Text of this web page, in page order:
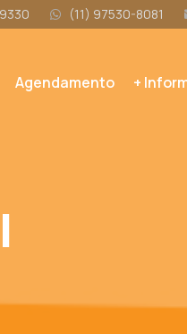
(11) 97530-8081
Agendamento +